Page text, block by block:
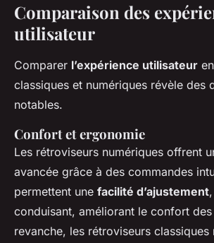
Comparaison des
utilisateur
Comparer l’expérience utilisateur
classiques et numériques révèle des
notables.
Confort et ergonomie
Les rétroviseurs numériques offrent
avancée grâce à des commandes
permettent une facilité d’ajustement
conduisant, améliorant le confort
revanche, les rétroviseurs classiques